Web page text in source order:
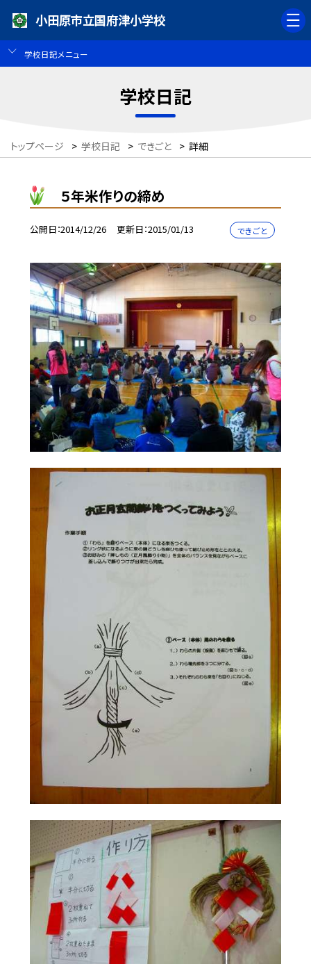
小田原市立国府津小学校
学校日記メニュー
学校日記
トップページ > 学校日記 > できごと > 詳細
５年米作りの締め
公開日 2014/12/26 更新日 2015/01/13 できごと